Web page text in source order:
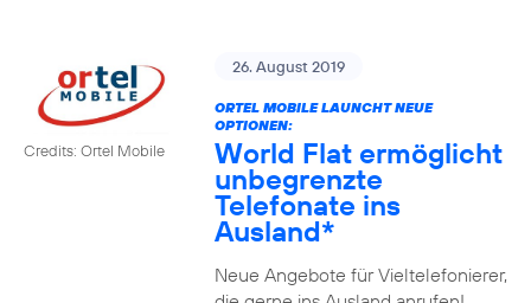
Credits: Ortel Mobile
26. August 2019
ORTEL MOBILE LAUNCHT NEUE
OPTIONEN:
World Flat ermöglicht
unbegrenzte
Telefonate ins
Ausland*
Neue Angebote für Vieltelefonierer,